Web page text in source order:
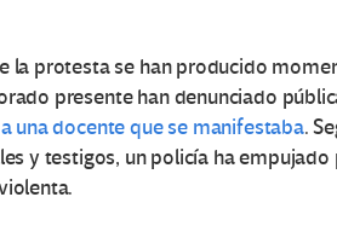
la protesta se han producido
presente han denunciado
una docente que se manifestaba.
y testigos, un policía ha